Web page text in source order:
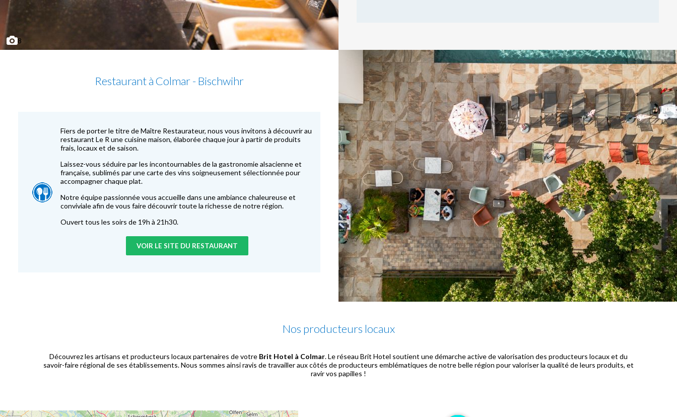
8
Restaurant à Colmar - Bischwihr
Fiers de porter le titre de Maître Restaurateur, nous vous invitons à découvrir au
restaurant Le R une cuisine maison, élaborée chaque jour à partir de produits
frais, locaux et de saison.
Laissez-vous séduire par les incontournables de la gastronomie alsacienne et
française, sublimés par une carte des vins soigneusement sélectionnée pour
accompagner chaque plat.
Notre équipe passionnée vous accueille dans une ambiance chaleureuse et
conviviale afin de vous faire découvrir toute la richesse de notre région.
Ouvert tous les soirs de 19h à 21h30.
VOIR LE SITE DU RESTAURANT
Nos producteurs locaux
Découvrez les artisans et producteurs locaux partenaires de votre Brit Hotel à Colmar. Le réseau Brit Hotel soutient une démarche active de valorisation des producteurs locaux et du
savoir-faire régional de ses établissements. Nous sommes ainsi ravis de travailler aux côtés de producteurs emblématiques de notre belle région pour valoriser la qualité de leurs produits, et
ravir vos papilles !